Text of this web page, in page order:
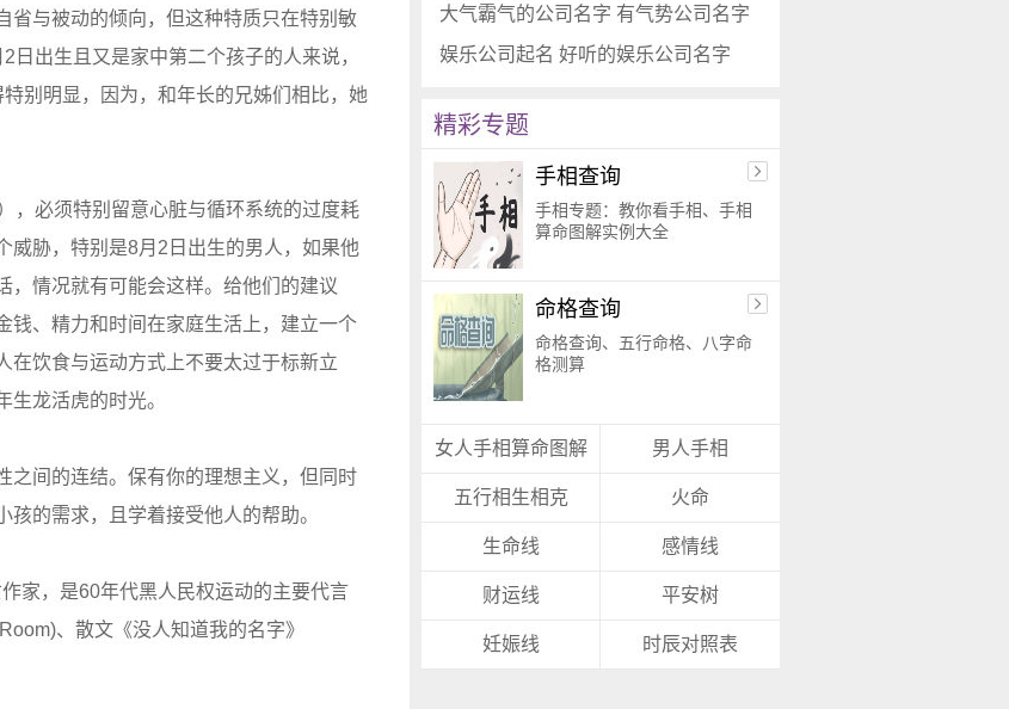
省与被动的倾向，但这种特质只在特别敏
出生且又是家中第二个孩子的人来说，
别明显，因为，和年长的兄姊们相比，她
，必须特别留意心脏与循环系统的过度耗
威胁，特别是8月2日出生的男人，如果他
，情况就有可能会这样。给他们的建议
钱、精力和时间在家庭生活上，建立一个
在饮食与运动方式上不要太过于标新立
龙活虎的时光。
之间的连结。保有你的理想主义，但同时
的需求，且学着接受他人的帮助。
家，是60年代黑人民权运动的主要代言
、散文《没人知道我的名字》
大气霸气的公司名字 有气势公司名字
娱乐公司起名 好听的娱乐公司名字
精彩专题
手相查询
手相专题：教你看手相、手相
算命图解实例大全
命格查询
命格查询、五行命格、八字命
格测算
女人手相算命图解 男人手相
五行相生相克 火命
生命线 感情线
财运线 平安树
妊娠线 时辰对照表